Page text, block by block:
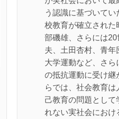
う認識に基づいて
校教育が確立され
部磯雄、さらには
夫、土田杏村、青年
大学運動など、さら
の抵抗運動に受け
らでは、社会教育
己教育の問題として
れない実社会におけ